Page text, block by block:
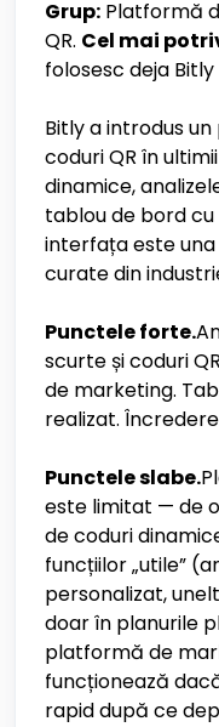
Grup: Platformă
QR. Cel mai
folosesc deja
Bitly a introdus
coduri QR în
dinamice,
tablou de bord
interfața este
curate din
Punctele forte.
scurte și coduri
de marketing.
realizat.
Punctele slabe.
este limitat — de
de coduri
funcțiilor „utile”
personalizat,
doar în planurile
platformă de
funcționează
rapid după ce